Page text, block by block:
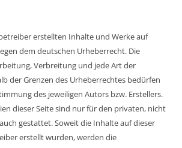
erstellten Inhalte und Werke auf
dem deutschen Urheberrecht. Die
Verbreitung und jede Art der
der Grenzen des Urheberrechtes bedürfen
des jeweiligen Autors bzw. Erstellers.
dieser Seite sind nur für den privaten, nicht
gestattet. Soweit die Inhalte auf dieser
erstellt wurden, werden die